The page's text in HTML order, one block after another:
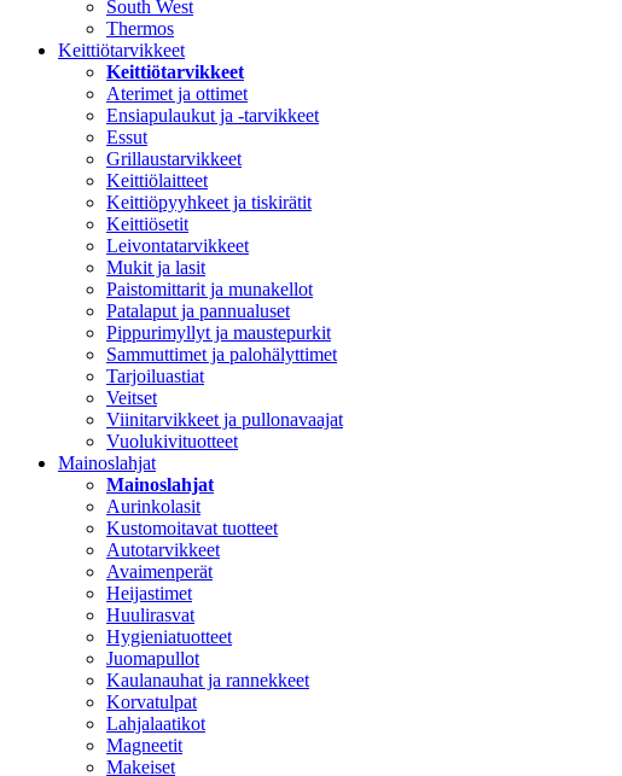
South West
Thermos
Keittiötarvikkeet
Keittiötarvikkeet
Aterimet ja ottimet
Ensiapulaukut ja -tarvikkeet
Essut
Grillaustarvikkeet
Keittiölaitteet
Keittiöpyyhkeet ja tiskirätit
Keittiösetit
Leivontatarvikkeet
Mukit ja lasit
Paistomittarit ja munakellot
Patalaput ja pannualuset
Pippurimyllyt ja maustepurkit
Sammuttimet ja palohälyttimet
Tarjoiluastiat
Veitset
Viinitarvikkeet ja pullonavaajat
Vuolukivituotteet
Mainoslahjat
Mainoslahjat
Aurinkolasit
Kustomoitavat tuotteet
Autotarvikkeet
Avaimenperät
Heijastimet
Huulirasvat
Hygieniatuotteet
Juomapullot
Kaulanauhat ja rannekkeet
Korvatulpat
Lahjalaatikot
Magneetit
Makeiset